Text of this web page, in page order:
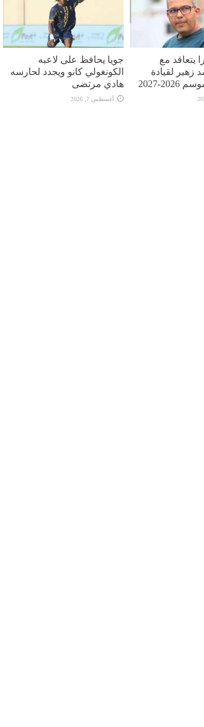
يتعاقد مع
زهير لقيادة
2027
جويا يحافظ على لاعبه
الكونغولي كانو ويجدد لحارسه
هادي مرتضى
أغسطس 7, 2026